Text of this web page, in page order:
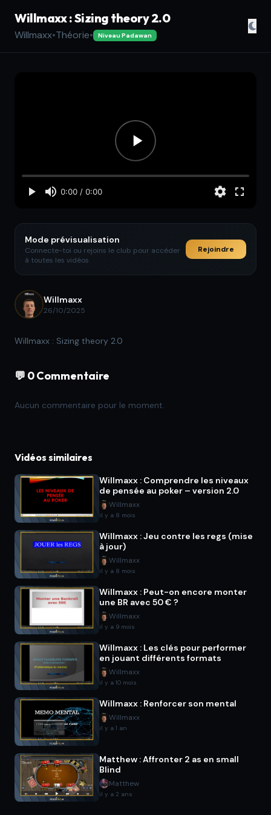
Willmaxx : Sizing theory 2.0
Willmaxx•Théorie• Niveau Padawan
Mode prévisualisation
Connecte-toi ou rejoins le club pour accéder
à toutes les vidéos
Rejoindre
Willmaxx
26/10/2025
Willmaxx : Sizing theory 2.0
💬 0 Commentaire
Aucun commentaire pour le moment.
Vidéos similaires
Willmaxx : Comprendre les niveaux
de pensée au poker – version 2.0
Willmaxx
il y a 8 mois
Willmaxx : Jeu contre les regs (mise
à jour)
Willmaxx
il y a 8 mois
Willmaxx : Peut-on encore monter
une BR avec 50 € ?
Willmaxx
il y a 9 mois
Willmaxx : Les clés pour performer
en jouant différents formats
Willmaxx
il y a 10 mois
Willmaxx : Renforcer son mental
Willmaxx
il y a 1 an
Matthew : Affronter 2 as en small
Blind
Matthew
il y a 2 ans